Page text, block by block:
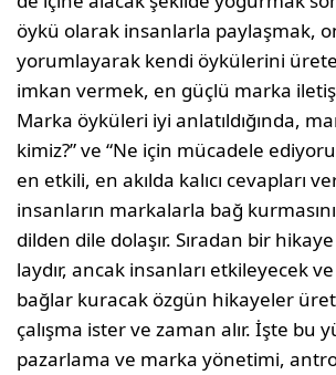
öykü olarak insanlarla paylaşmak,
yorum­layarak kendi öykülerini
imkan vermek, en güçlü marka
Marka öyküleri iyi anlatıldığında,
kimiz?” ve “Ne için mücadele
en etkili, en akılda kalıcı cevapları
insanların markalarla bağ
dilden dile dolaşır. Sıradan bir
laydır, ancak insanları etkileyecek
bağlar kuracak özgün hikayeler
çalışma ister ve zaman alır. İşte bu
pazarlama ve marka yönetimi,